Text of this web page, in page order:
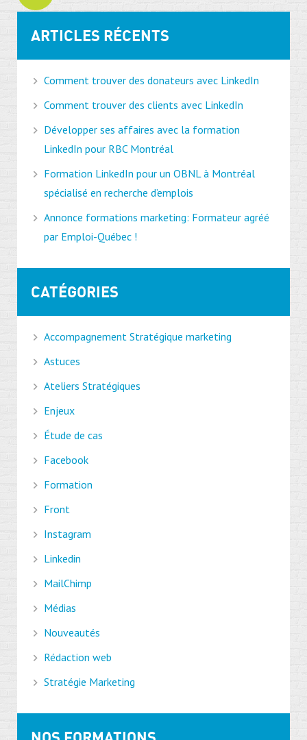
ARTICLES RÉCENTS
Comment trouver des donateurs avec LinkedIn
Comment trouver des clients avec LinkedIn
Développer ses affaires avec la formation
LinkedIn pour RBC Montréal
Formation LinkedIn pour un OBNL à Montréal
spécialisé en recherche d’emplois
Annonce formations marketing: Formateur agréé
par Emploi-Québec !
CATÉGORIES
Accompagnement Stratégique marketing
Astuces
Ateliers Stratégiques
Enjeux
Étude de cas
Facebook
Formation
Front
Instagram
Linkedin
MailChimp
Médias
Nouveautés
Rédaction web
Stratégie Marketing